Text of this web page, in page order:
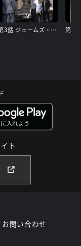
第3話 ジェームズ・コヴィントン医師
ト
お問い合わせ